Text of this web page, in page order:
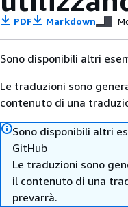
PDF Markdown
Sono disponibili altri
Le traduzioni sono
contenuto di una
Sono disponibili altri
GitHub
Le traduzioni sono
il contenuto di una
prevarrà.